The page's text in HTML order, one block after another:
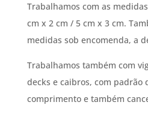
Trabalhamos com as
cm x 2 cm / 5 cm x 3 cm.
medidas sob encomenda, a
Trabalhamos também com
decks e caibros, com padrão
comprimento e também